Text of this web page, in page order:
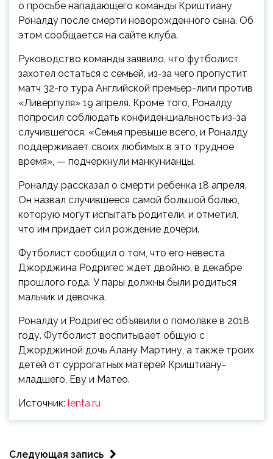
о просьбе нападающего команды Криштиану
Роналду после смерти новорожденного сына. Об
этом сообщается на сайте клуба.
Руководство команды заявило, что футболист
захотел остаться с семьей, из-за чего пропустит
матч 32-го тура Английской премьер-лиги против
«Ливерпуля» 19 апреля. Кроме того, Роналду
попросил соблюдать конфиденциальность из-за
случившегося. «Семья превыше всего, и Роналду
поддерживает своих любимых в это трудное
время», — подчеркнули манкунианцы.
Роналду рассказал о смерти ребенка 18 апреля.
Он назвал случившееся самой большой болью,
которую могут испытать родители, и отметил,
что им придает сил рождение дочери.
Футболист сообщил о том, что его невеста
Джорджина Родригес ждет двойню, в декабре
прошлого года. У пары должны были родиться
мальчик и девочка.
Роналду и Родригес объявили о помолвке в 2018
году. Футболист воспитывает общую с
Джорджиной дочь Алану Мартину, а также троих
детей от суррогатных матерей Криштиану-
младшего, Еву и Матео.
Источник: lenta.ru
Следующая запись